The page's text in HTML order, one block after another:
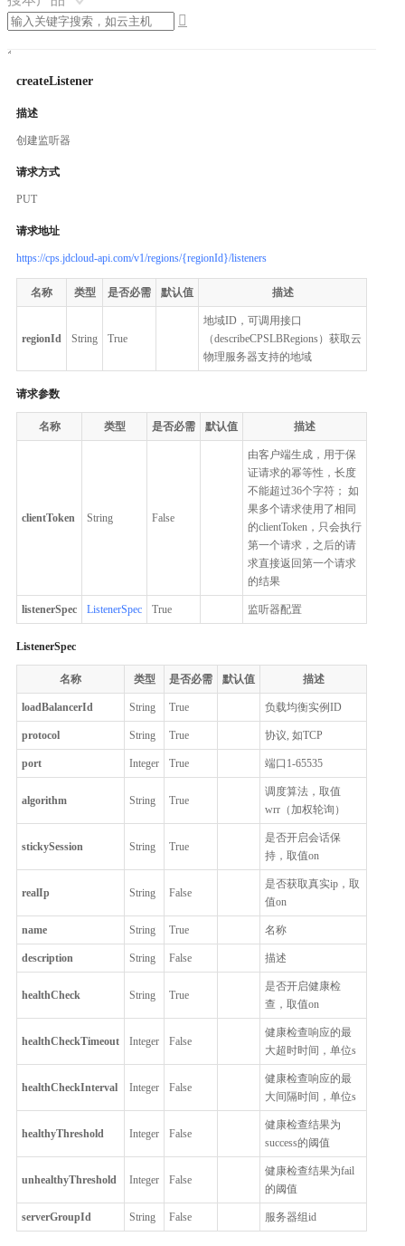

createListener
描述
创建监听器
请求方式
PUT
请求地址
https://cps.jdcloud-api.com/v1/regions/{regionId}/listeners
名称 类型 是否必需 默认值 描述
regionId String True
地域ID，可调用接口
（describeCPSLBRegions）获取云
物理服务器支持的地域
请求参数
名称 类型 是否必需 默认值 描述
clientToken String False
由客户端生成，用于保
证请求的幂等性，长度
不能超过36个字符； 如
果多个请求使用了相同
的clientToken，只会执行
第一个请求，之后的请
求直接返回第一个请求
的结果
listenerSpec ListenerSpec True 监听器配置
ListenerSpec
名称 类型 是否必需 默认值 描述
loadBalancerId String True 负载均衡实例ID
protocol String True 协议, 如TCP
port Integer True 端口1-65535
algorithm String True
调度算法，取值
wrr（加权轮询）
stickySession String True
是否开启会话保
持，取值on
realIp String False
是否获取真实ip，取
值on
name String True 名称
description String False 描述
healthCheck String True
是否开启健康检
查，取值on
healthCheckTimeout Integer False
健康检查响应的最
大超时时间，单位s
healthCheckInterval Integer False
健康检查响应的最
大间隔时间，单位s
healthyThreshold Integer False
健康检查结果为
success的阈值
unhealthyThreshold Integer False
健康检查结果为fail
的阈值
serverGroupId String False 服务器组id